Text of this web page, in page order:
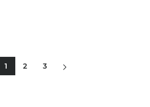
Sie lesen gerade Seite
1 Seite
2 Seite
3